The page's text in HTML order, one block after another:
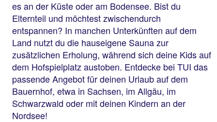
es an der Küste oder am Bodensee. Bist du
Elternteil und möchtest zwischendurch
entspannen? In manchen Unterkünften auf dem
Land nutzt du die hauseigene Sauna zur
zusätzlichen Erholung, während sich deine Kids auf
dem Hofspielplatz austoben. Entdecke bei TUI das
passende Angebot für deinen Urlaub auf dem
Bauernhof, etwa in Sachsen, im Allgäu, im
Schwarzwald oder mit deinen Kindern an der
Nordsee!